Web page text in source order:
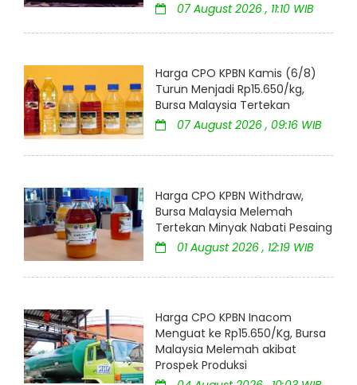
07 August 2026 , 11:10 WIB
Harga CPO KPBN Kamis (6/8)
Turun Menjadi Rp15.650/kg,
Bursa Malaysia Tertekan
07 August 2026 , 09:16 WIB
Harga CPO KPBN Withdraw,
Bursa Malaysia Melemah
Tertekan Minyak Nabati Pesaing
01 August 2026 , 12:19 WIB
Harga CPO KPBN Inacom
Menguat ke Rp15.650/Kg, Bursa
Malaysia Melemah akibat
Prospek Produksi